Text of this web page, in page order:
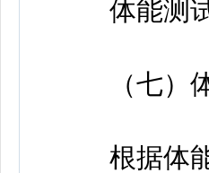
体能测试
（七）
根据体能